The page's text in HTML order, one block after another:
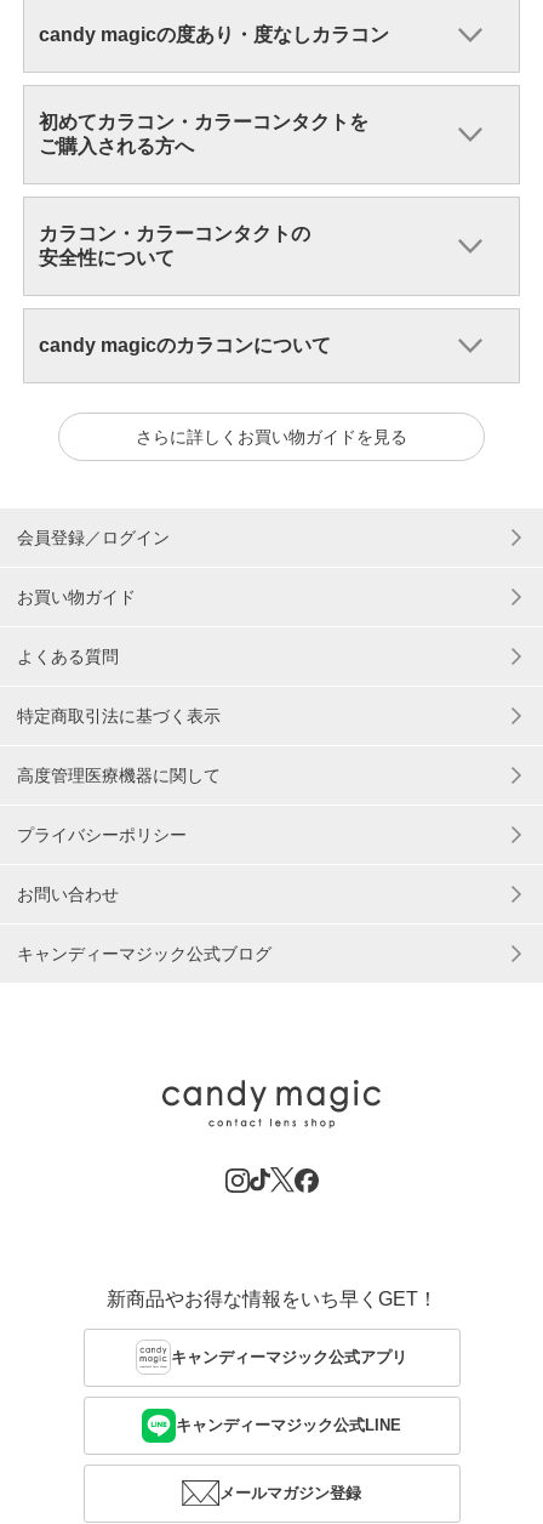
candy magicの度あり・度なしカラコン
初めてカラコン・カラーコンタクトを
ご購入される方へ
カラコン・カラーコンタクトの
安全性について
candy magicのカラコンについて
さらに詳しくお買い物ガイドを見る
会員登録／ログイン
お買い物ガイド
よくある質問
特定商取引法に基づく表示
高度管理医療機器に関して
プライバシーポリシー
お問い合わせ
キャンディーマジック公式ブログ
新商品やお得な情報をいち早くGET！
キャンディーマジック公式アプリ
キャンディーマジック公式LINE
メールマガジン登録